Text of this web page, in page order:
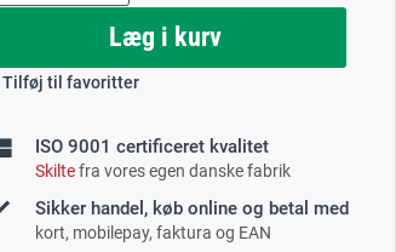
Læg i kurv
Tilføj til favoritter
ISO 9001 certificeret kvalitet
Skiltefra vores egen danske fabrik
Sikker handel, køb online og betal med
kort, mobilepay, faktura og EAN